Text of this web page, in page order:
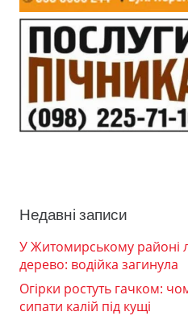
Недавні записи
У Житомирському районі
дерево: водійка загинула
Огірки ростуть гачком:
сипати калій під кущі